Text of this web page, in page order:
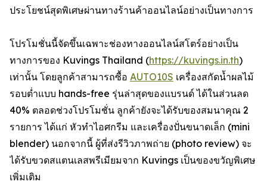
ประโยชน์สุดพิเศษผ่านทางร้านค้าออนไลน์อย่างเป็นทางการ
โปรโมชั่นนี้จัดขึ้นเฉพาะช่องทางออนไลน์สโตร์อย่างเป็น
ทางการของ Kuvings Thailand (https://kuvings.in.th)
เท่านั้น โดยลูกค้าสามารถซื้อ AUTO10S เครื่องสกัดน้ำผลไม้
รอบต่ำแบบ hands-free รุ่นล่าสุดของแบรนด์ ได้ในส่วนลด
40% ตลอดช่วงโปรโมชั่น ลูกค้ายังจะได้รับของสมนาคุณ 2
รายการ ได้แก่ หัวทำไอศกรีม และเครื่องปั่นขนาดเล็ก (mini
blender) นอกจากนี้ ผู้ที่ส่งรีวิวภาพถ่าย (photo review) จะ
ได้รับขวดสแตนเลสพรีเมียมจาก Kuvings เป็นของขวัญพิเศษ
เพิ่มเติม